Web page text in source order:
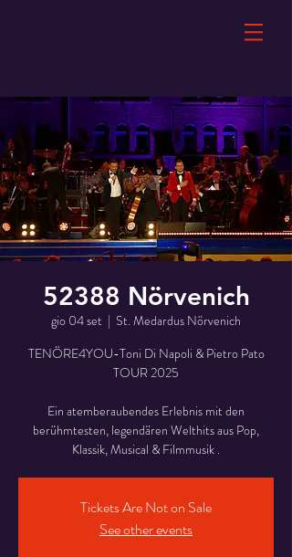
52388 Nörvenich
gio 04 set
  |
St. Medardus Nörvenich
TENÖRE4YOU-Toni Di Napoli & Pietro Pato
TOUR 2025
Ein atemberaubendes Erlebnis mit den
berühmtesten, legendären Welthits aus Pop,
Klassik, Musical & Filmmusik .
Tickets Are Not on Sale
See other events